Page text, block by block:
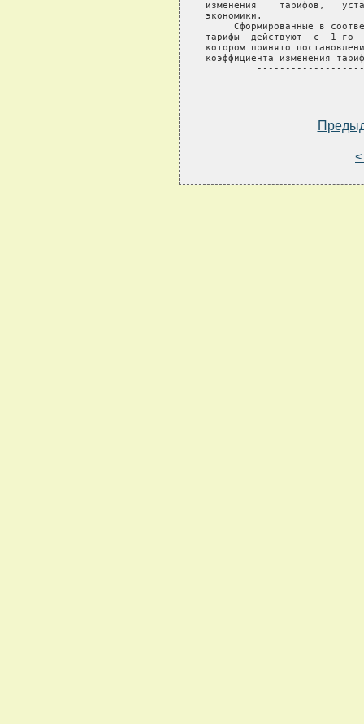
изменения    тарифов,
экономики.
Сформированные в
тарифы  действуют  с  1-го
котором принято
коэффициента изменения